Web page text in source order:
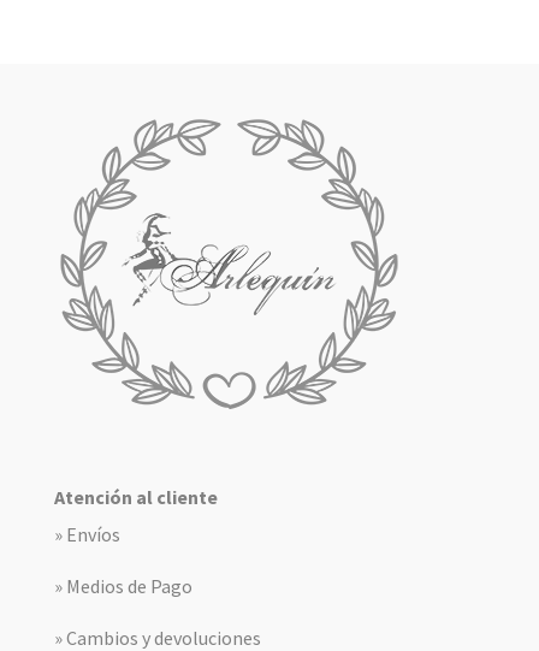
Atención al cliente
» Envíos
» Medios de Pago
» Cambios y devoluciones